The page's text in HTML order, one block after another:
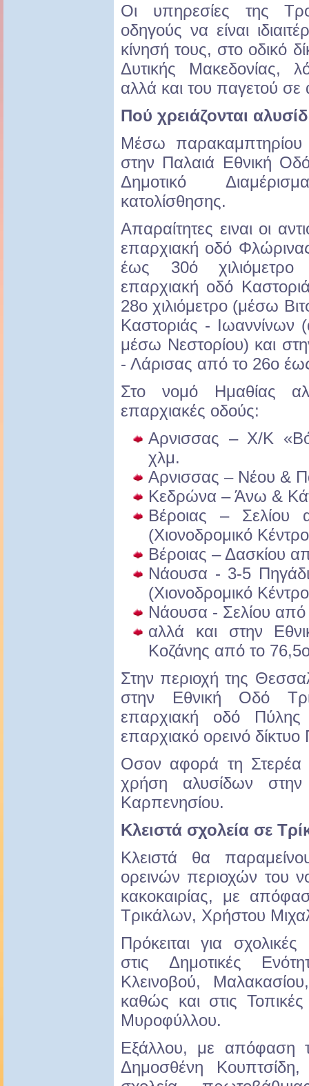
Οι υπηρεσίες της
οδηγούς να είναι
κίνησή τους, στο οδικό
Δυτικής Μακεδονίας,
αλλά και του παγετού σε
Πού χρειάζονται
Μέσω παρακαμπτηρίου
στην Παλαιά Εθνική
Δημοτικό
κατολίσθησης.
Απαραίτητες ειναι οι
επαρχιακή οδό
έως 30ό
επαρχιακή οδό
28ο χιλιόμετρο (μέσω
Καστοριάς - Ιωαννίνων
μέσω Νεστορίου) και
- Λάρισας από το 26ο
Στο νομό Ημαθίας
επαρχιακές οδούς:
Αρνισσας – Χ/Κ
χλμ.
Αρνισσας – Νέου &
Κεδρώνα – Άνω &
Βέροιας –
(Χιονοδρομικό
Βέροιας – Δασκίου
Νάουσα - 3-5
(Χιονοδρομικό
Νάουσα - Σελίου
αλλά και στην
Κοζάνης από το
Στην περιοχή της
στην Εθνική Οδό
επαρχιακή οδό
επαρχιακό ορεινό
Οσον αφορά τη Στερέα
χρήση αλυσίδων
Καρπενησίου.
Κλειστά σχολεία σε
Κλειστά θα
ορεινών περιοχών του
κακοκαιρίας, με
Τρικάλων, Χρήστου
Πρόκειται για
στις Δημοτικές
Κλεινοβού,
καθώς και στις
Μυροφύλλου.
Εξάλλου, με απόφαση
Δημοσθένη